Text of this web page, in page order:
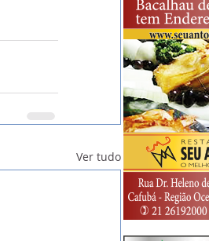
Ver tudo